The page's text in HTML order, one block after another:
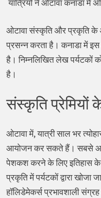
यात्रियों ने ओटावा कनाडा में
ओटावा संस्कृति और प्रकृति के
प्रसन्न करता है। कनाडा में इस
है। निम्नलिखित लेख पर्यटकों
है।
संस्कृति प्रेमियों
ओटावा में, यात्री साल भर
आयोजन कर सकते हैं। सबसे
पेशकश करने के लिए इतिहास के
प्रकृति में पर्यटकों द्वारा खोजा
हॉलिडेमेकर्स प्रभावशाली